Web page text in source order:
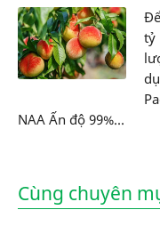
tỷ
NAA Ấn độ 99%...
Cùng chuyên